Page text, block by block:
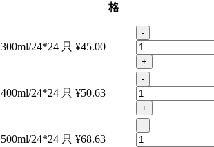
格
300ml/24*24 只 ¥45.00
-
+
400ml/24*24 只 ¥50.63
-
+
500ml/24*24 只 ¥68.63
-